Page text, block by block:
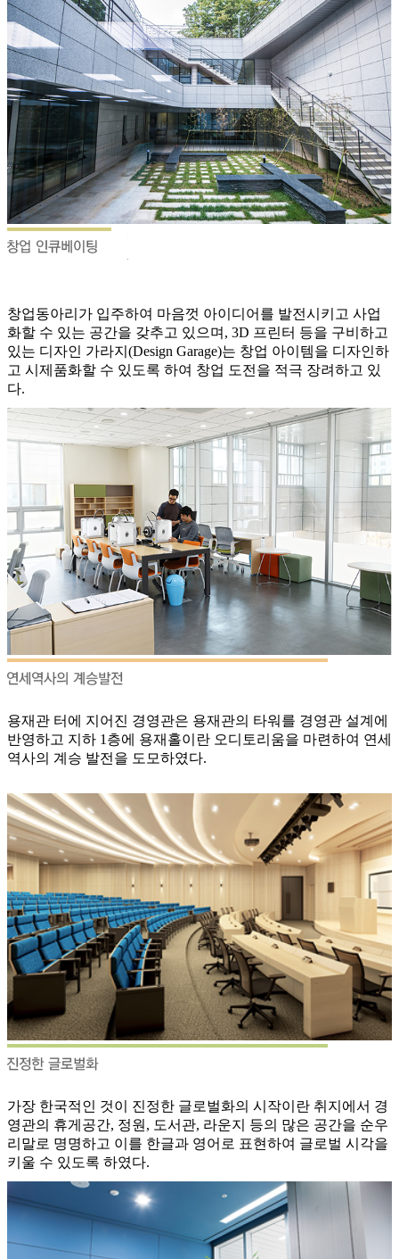
창업동아리가 입주하여 마음껏 아이디어를 발전시키고 사업
화할 수 있는 공간을 갖추고 있으며, 3D 프린터 등을 구비하고
있는 디자인 가라지(Design Garage)는 창업 아이템을 디자인하
고 시제품화할 수 있도록 하여 창업 도전을 적극 장려하고 있
다.
용재관 터에 지어진 경영관은 용재관의 타워를 경영관 설계에
반영하고 지하 1층에 용재홀이란 오디토리움을 마련하여 연세
역사의 계승 발전을 도모하였다.
가장 한국적인 것이 진정한 글로벌화의 시작이란 취지에서 경
영관의 휴게공간, 정원, 도서관, 라운지 등의 많은 공간을 순우
리말로 명명하고 이를 한글과 영어로 표현하여 글로벌 시각을
키울 수 있도록 하였다.